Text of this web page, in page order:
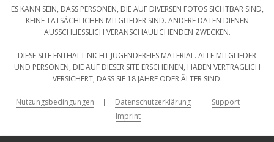
ES KANN SEIN, DASS PERSONEN, DIE AUF DIVERSEN FOTOS SICHTBAR SIND,
KEINE TATSÄCHLICHEN MITGLIEDER SIND. ANDERE DATEN DIENEN
AUSSCHLIESSLICH VERANSCHAULICHENDEN ZWECKEN.
DIESE SITE ENTHÄLT NICHT JUGENDFREIES MATERIAL. ALLE MITGLIEDER
UND PERSONEN, DIE AUF DIESER SITE ERSCHEINEN, HABEN VERTRAGLICH
VERSICHERT, DASS SIE 18 JAHRE ODER ÄLTER SIND.
Nutzungsbedingungen Datenschutzerklärung
Support
Imprint